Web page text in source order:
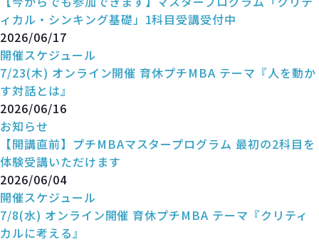
ィカル・シンキング基礎」1科目受講受付中
2026/06/17
開催スケジュール
7/23(木) オンライン開催 育休プチMBA テーマ『人を動か
す対話とは』
2026/06/16
お知らせ
【開講直前】プチMBAマスタープログラム 最初の2科目を
体験受講いただけます
2026/06/04
開催スケジュール
7/8(水) オンライン開催 育休プチMBA テーマ『クリティ
カルに考える』